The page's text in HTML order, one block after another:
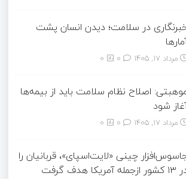
در سلامت؛ دیدن انسان پشت
مرداد ۱۷, ۱۴۰۵ 0
اصلاح نظام سلامت باید از بیمه‌ها
شود
مرداد ۱۷, ۱۴۰۵ 0
چینی «لایت‌اسپای»، قربانیان را
هدف گرفت